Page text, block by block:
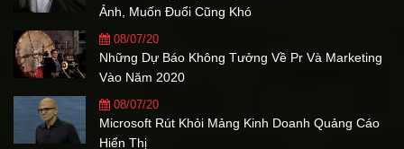
Ảnh, Muốn Đuổi Cũng Khó
08/07/20
Những Dự Báo Không Tưởng Về Pr Và Marketing
Vào Năm 2020
08/07/20
Microsoft Rút Khỏi Mảng Kinh Doanh Quảng Cáo
Hiển Thị